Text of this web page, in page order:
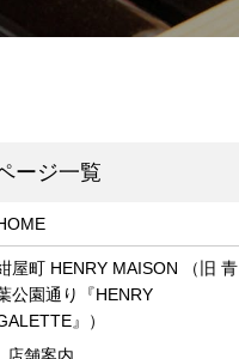
屋町 HENRY MAISON （旧 青
公園通り『HENRY
』）